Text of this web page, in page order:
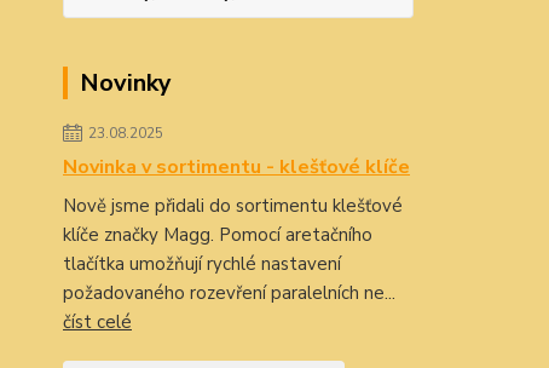
Novinky
23.08.2025
Novinka v sortimentu - klešťové klíče
Nově jsme přidali do sortimentu klešťové
klíče značky Magg. Pomocí aretačního
tlačítka umožňují rychlé nastavení
požadovaného rozevření paralelních ne...
číst celé